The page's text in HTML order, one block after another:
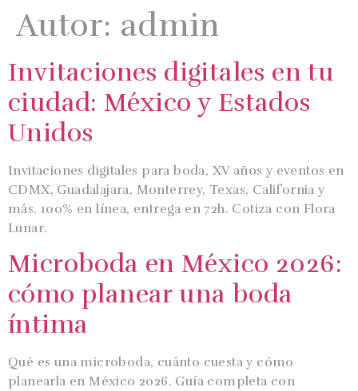
Autor: admin
Invitaciones digitales en tu
ciudad: México y Estados
Unidos
Invitaciones digitales para boda, XV años y eventos en
CDMX, Guadalajara, Monterrey, Texas, California y
más. 100% en línea, entrega en 72h. Cotiza con Flora
Lunar.
Microboda en México 2026:
cómo planear una boda
íntima
Qué es una microboda, cuánto cuesta y cómo
planearla en México 2026. Guía completa con